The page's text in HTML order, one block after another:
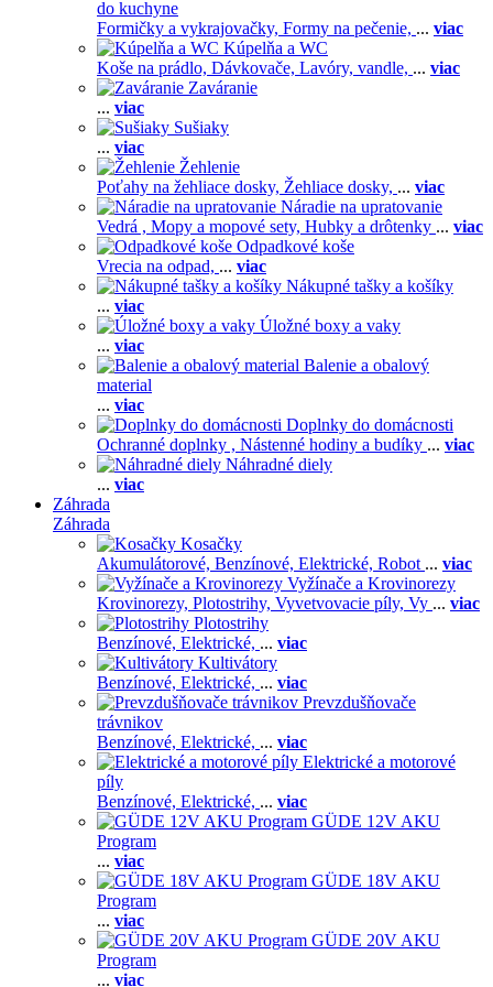
do kuchyne
Formičky a vykrajovačky, Formy na pečenie, ... viac
Kúpelňa a WC
Koše na prádlo, Dávkovače, Lavóry, vandle, ... viac
Zaváranie
... viac
Sušiaky
... viac
Žehlenie
Poťahy na žehliace dosky, Žehliace dosky, ... viac
Náradie na upratovanie
Vedrá , Mopy a mopové sety, Hubky a drôtenky ... viac
Odpadkové koše
Vrecia na odpad, ... viac
Nákupné tašky a košíky
... viac
Úložné boxy a vaky
... viac
Balenie a obalový
material
... viac
Doplnky do domácnosti
Ochranné doplnky , Nástenné hodiny a budíky ... viac
Náhradné diely
... viac
Záhrada
Záhrada
Kosačky
Akumulátorové, Benzínové, Elektrické, Robot ... viac
Vyžínače a Krovinorezy
Krovinorezy, Plotostrihy, Vyvetvovacie píly, Vy ... viac
Plotostrihy
Benzínové, Elektrické, ... viac
Kultivátory
Benzínové, Elektrické, ... viac
Prevzdušňovače
trávnikov
Benzínové, Elektrické, ... viac
Elektrické a motorové
píly
Benzínové, Elektrické, ... viac
GÜDE 12V AKU
Program
... viac
GÜDE 18V AKU
Program
... viac
GÜDE 20V AKU
Program
... viac